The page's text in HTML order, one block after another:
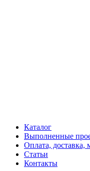
Каталог
Выполненные
Оплата, доставка,
Статьи
Контакты